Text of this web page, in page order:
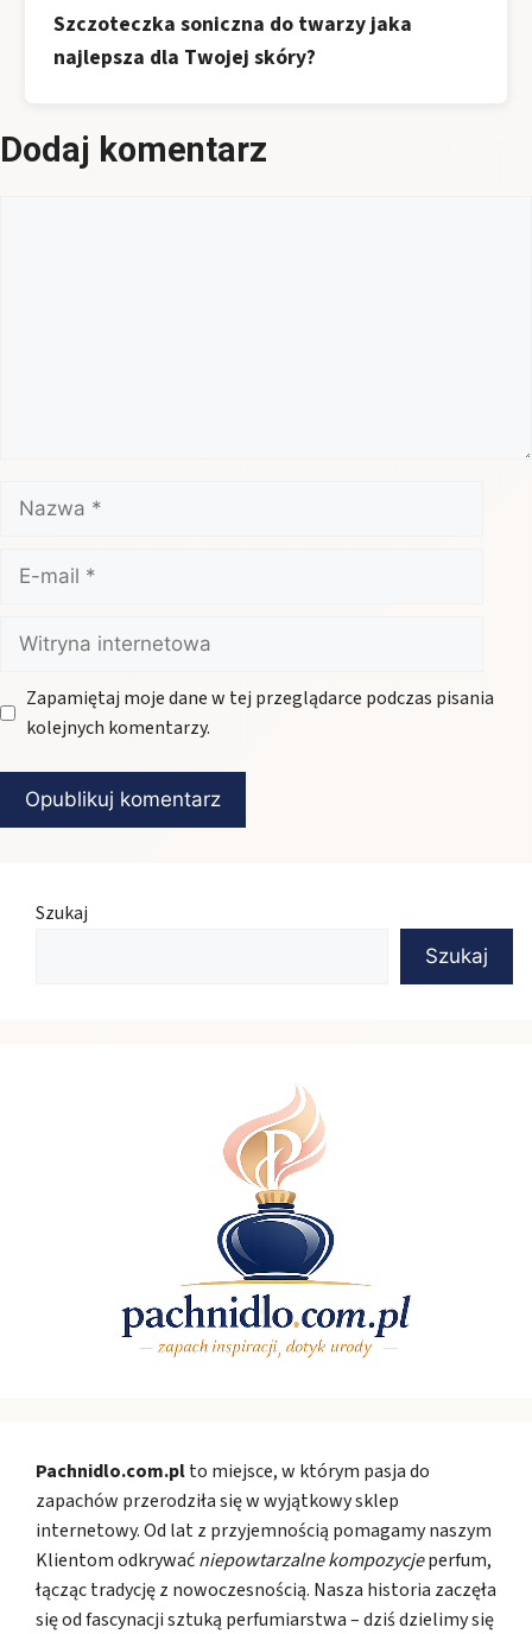
Szczoteczka soniczna do twarzy jaka
najlepsza dla Twojej skóry?
Dodaj komentarz
Nazwa
mail
Witryna
internetowa
Zapamiętaj moje dane w tej przeglądarce podczas pisania
kolejnych komentarzy.
Szukaj
Szukaj
Pachnidlo.com.plto miejsce, w którym pasja do
zapachów przerodziła się w wyjątkowy sklep
internetowy. Od lat z przyjemnością pomagamy naszym
Klientom odkrywaćniepowtarzalne kompozycjeperfum,
łącząc tradycję z nowoczesnością. Nasza historia zaczęła
się od fascynacji sztuką perfumiarstwa – dziś dzielimy się